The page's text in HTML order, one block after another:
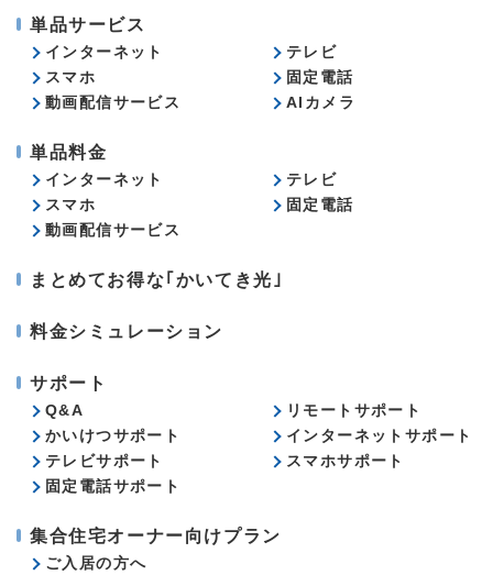
単品サービス
インターネット
テレビ
スマホ
固定電話
動画配信サービス
AIカメラ
単品料金
インターネット
テレビ
スマホ
固定電話
動画配信サービス
まとめてお得な｢かいてき光｣
料金シミュレーション
サポート
Q&A
リモートサポート
かいけつサポート
インターネットサポート
テレビサポート
スマホサポート
固定電話サポート
集合住宅オーナー向けプラン
ご入居の方へ